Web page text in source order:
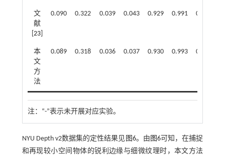
文
献
23]
0.090 0.322 0.039 0.043 0.929 0.991 0.998
本
文
方
法
0.089 0.318 0.036 0.037 0.930 0.993 0.998
注： “-”表示未开展对应实验。
NYU Depth v2数据集的定性结果见 图6。由 图6可知，在捕捉
和再现较小空间物体的锐利边缘与细微纹理时，本文方法